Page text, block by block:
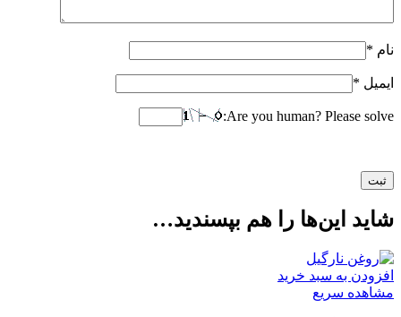
نام *
ایمیل *
Are you human? Please solve:
شاید این‌ها را هم بپسندید…
افزودن به سبد خرید
مشاهده سریع